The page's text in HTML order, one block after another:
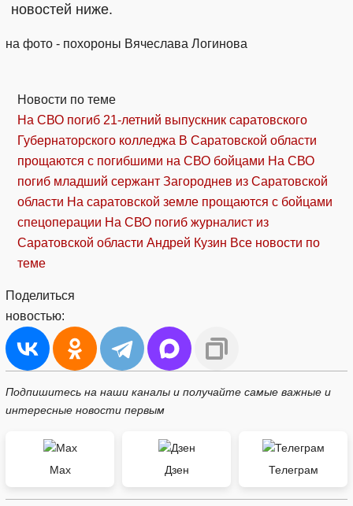
новостей ниже.
на фото - похороны Вячеслава Логинова
Новости по теме
На СВО погиб 21-летний выпускник саратовского
Губернаторского колледжа В Саратовской области
прощаются с погибшими на СВО бойцами На СВО
погиб младший сержант Загороднев из Саратовской
области На саратовской земле прощаются с бойцами
спецоперации На СВО погиб журналист из
Саратовской области Андрей Кузин Все новости по
теме
Поделиться
новостью:
Подпишитесь на наши каналы и получайте самые важные и
интересные новости первым
Max Дзен Телеграм